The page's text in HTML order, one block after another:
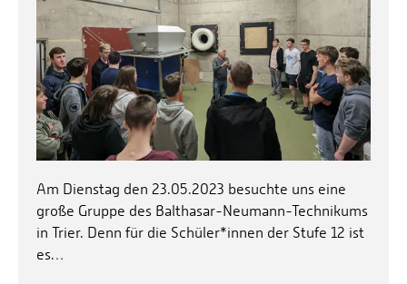
Am Dienstag den 23.05.2023 besuchte uns eine
große Gruppe des Balthasar-Neumann-Technikums
in Trier. Denn für die Schüler*innen der Stufe 12 ist
es…